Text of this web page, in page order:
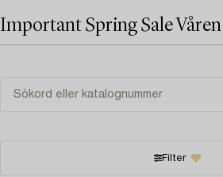
Important Spring Sale Våren
Filter